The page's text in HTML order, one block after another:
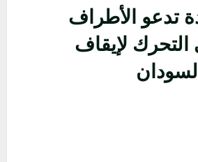
تدعو الأطراف
التحرك لإيقاف